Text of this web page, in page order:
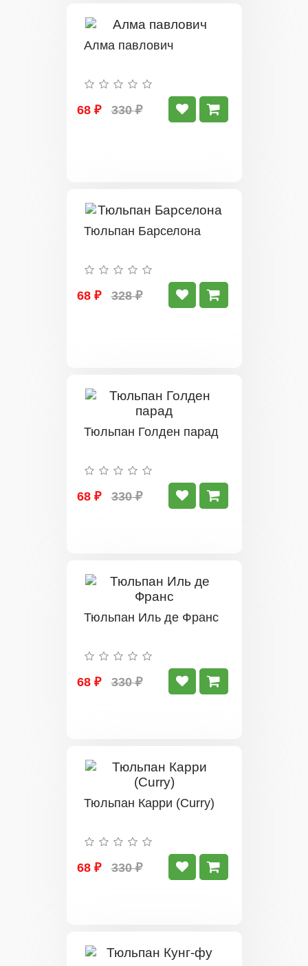
Алма павлович
68 ₽ 330 ₽
Тюльпан Барселона
68 ₽ 328 ₽
Тюльпан Голден парад
68 ₽ 330 ₽
Тюльпан Иль де Франс
68 ₽ 330 ₽
Тюльпан Карри (Curry)
68 ₽ 330 ₽